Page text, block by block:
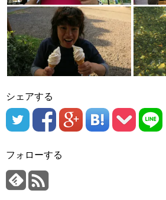
シェアする
フォローする